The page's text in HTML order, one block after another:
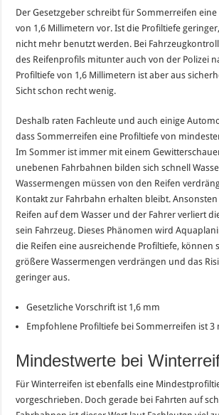
Der Gesetzgeber schreibt für Sommerreifen
von 1,6 Millimetern vor. Ist die Profiltiefe
nicht mehr benutzt werden. Bei
des Reifenprofils mitunter auch von der Polizei
Profiltiefe von 1,6 Millimetern ist aber aus
Sicht schon recht wenig.
Deshalb raten Fachleute und auch einige
dass Sommerreifen eine Profiltiefe von
Im Sommer ist immer mit einem
unebenen Fahrbahnen bilden sich schnell
Wassermengen müssen von den Reifen
Kontakt zur Fahrbahn erhalten bleibt.
Reifen auf dem Wasser und der Fahrer verliert
sein Fahrzeug. Dieses Phänomen wird
die Reifen eine ausreichende Profiltiefe, können
größere Wassermengen verdrängen und das
geringer aus.
Gesetzliche Vorschrift ist 1,6 mm
Empfohlene Profiltiefe bei Sommerreifen ist 3
Mindestwerte bei
Für Winterreifen ist ebenfalls eine
vorgeschrieben. Doch gerade bei Fahrten auf